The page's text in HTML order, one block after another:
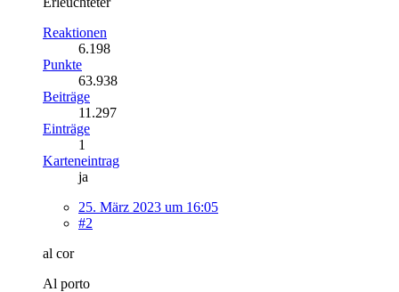
Reaktionen
6.198
Punkte
63.938
Beiträge
11.297
Einträge
1
Karteneintrag
ja
25. März 2023 um 16:05
#2
al cor
Al porto